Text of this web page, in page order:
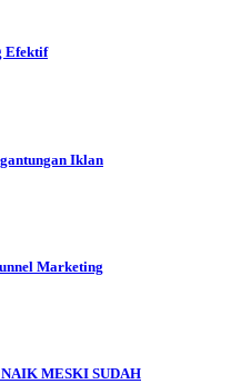
Efektif
Iklan
Marketing
MESKI SUDAH